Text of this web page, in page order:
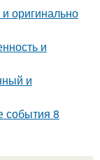
оригинально
и
и
события 8